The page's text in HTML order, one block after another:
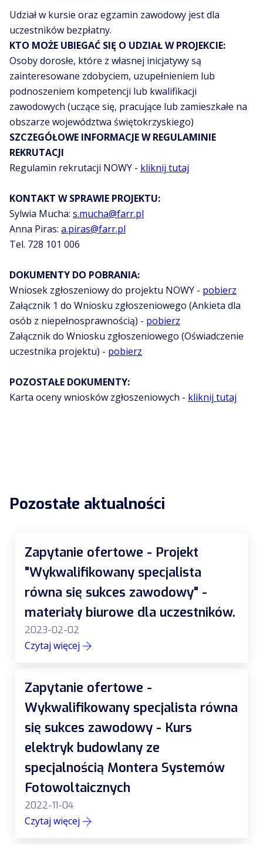
Udział w kursie oraz egzamin zawodowy jest dla
uczestników bezpłatny.
KTO MOŻE UBIEGAĆ SIĘ O UDZIAŁ W PROJEKCIE:
Osoby dorosłe, które z własnej inicjatywy są
zainteresowane zdobyciem, uzupełnieniem lub
podnoszeniem kompetencji lub kwalifikacji
zawodowych (uczące się, pracujące lub zamieszkałe na
obszarze województwa świętokrzyskiego)
SZCZEGÓŁOWE INFORMACJE W REGULAMINIE
REKRUTACJI
Regulamin rekrutacji NOWY - kliknij tutaj
KONTAKT W SPRAWIE PROJEKTU:
Sylwia Mucha: s.mucha@farr.pl
Anna Piras: a.piras@farr.pl
Tel. 728 101 006
DOKUMENTY DO POBRANIA:
Wniosek zgłoszeniowy do projektu NOWY - pobierz
Załącznik 1 do Wniosku zgłoszeniowego (Ankieta dla
osób z niepełnosprawnością) - pobierz
Załącznik do Wniosku zgłoszeniowego (Oświadczenie
uczestnika projektu) - pobierz
POZOSTAŁE DOKUMENTY:
Karta oceny wniosków zgłoszeniowych - kliknij tutaj
Pozostałe aktualności
Zapytanie ofertowe - Projekt
"Wykwalifikowany specjalista
równa się sukces zawodowy" -
materiały biurowe dla uczestników.
2023-02-02
Czytaj więcej
Zapytanie ofertowe -
Wykwalifikowany specjalista równa
się sukces zawodowy - Kurs
elektryk budowlany ze
specjalnością Montera Systemów
Fotowoltaicznych
2022-11-04
Czytaj więcej